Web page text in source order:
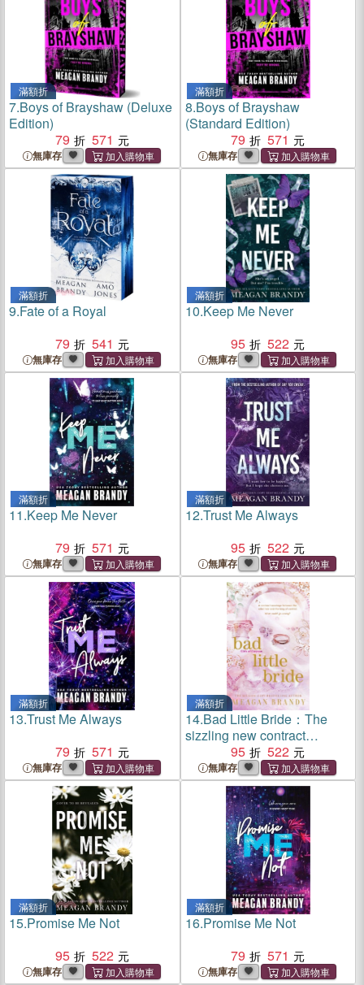
滿額折
7.Boys of Brayshaw (Deluxe
Edition)
79
571
無庫存
滿額折
8.Boys of Brayshaw
(Standard Edition)
79
571
無庫存
滿額折
9.Fate of a Royal
79
541
無庫存
滿額折
10.Keep Me Never
95
522
無庫存
滿額折
11.Keep Me Never
79
571
無庫存
滿額折
12.Trust Me Always
95
522
無庫存
滿額折
13.Trust Me Always
79
571
無庫存
滿額折
14.Bad Little Bride：The
sizzling new contract
marriage romance from the
million-copy bestselling
author
95 522
無庫存
滿額折
15.Promise Me Not
95
522
無庫存
滿額折
16.Promise Me Not
79
571
無庫存